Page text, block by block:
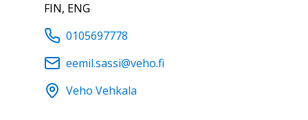
FIN, ENG
0105697778
eemil.sassi@veho.fi
Veho Vehkala